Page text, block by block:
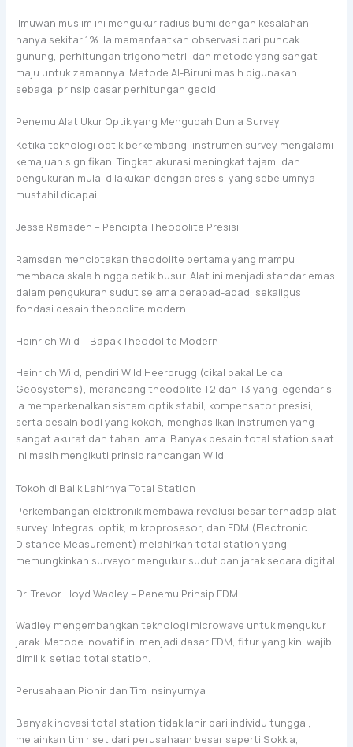
Ilmuwan muslim ini mengukur radius bumi dengan kesalahan
hanya sekitar 1%. Ia memanfaatkan observasi dari puncak
gunung, perhitungan trigonometri, dan metode yang sangat
maju untuk zamannya. Metode Al-Biruni masih digunakan
sebagai prinsip dasar perhitungan geoid.
Penemu Alat Ukur Optik yang Mengubah Dunia Survey
Ketika teknologi optik berkembang, instrumen survey mengalami
kemajuan signifikan. Tingkat akurasi meningkat tajam, dan
pengukuran mulai dilakukan dengan presisi yang sebelumnya
mustahil dicapai.
Jesse Ramsden – Pencipta Theodolite Presisi
Ramsden menciptakan theodolite pertama yang mampu
membaca skala hingga detik busur. Alat ini menjadi standar emas
dalam pengukuran sudut selama berabad-abad, sekaligus
fondasi desain theodolite modern.
Heinrich Wild – Bapak Theodolite Modern
Heinrich Wild, pendiri Wild Heerbrugg (cikal bakal Leica
Geosystems), merancang theodolite T2 dan T3 yang legendaris.
Ia memperkenalkan sistem optik stabil, kompensator presisi,
serta desain bodi yang kokoh, menghasilkan instrumen yang
sangat akurat dan tahan lama. Banyak desain total station saat
ini masih mengikuti prinsip rancangan Wild.
Tokoh di Balik Lahirnya Total Station
Perkembangan elektronik membawa revolusi besar terhadap alat
survey. Integrasi optik, mikroprosesor, dan EDM (Electronic
Distance Measurement) melahirkan total station yang
memungkinkan surveyor mengukur sudut dan jarak secara digital.
Dr. Trevor Lloyd Wadley – Penemu Prinsip EDM
Wadley mengembangkan teknologi microwave untuk mengukur
jarak. Metode inovatif ini menjadi dasar EDM, fitur yang kini wajib
dimiliki setiap total station.
Perusahaan Pionir dan Tim Insinyurnya
Banyak inovasi total station tidak lahir dari individu tunggal,
melainkan tim riset dari perusahaan besar seperti Sokkia,